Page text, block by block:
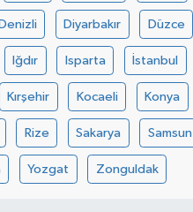
Diyarbakır Düzce
Iğdır Isparta İstanbul
Kırşehir Kocaeli Konya
Rize Sakarya Samsun
Yozgat Zonguldak